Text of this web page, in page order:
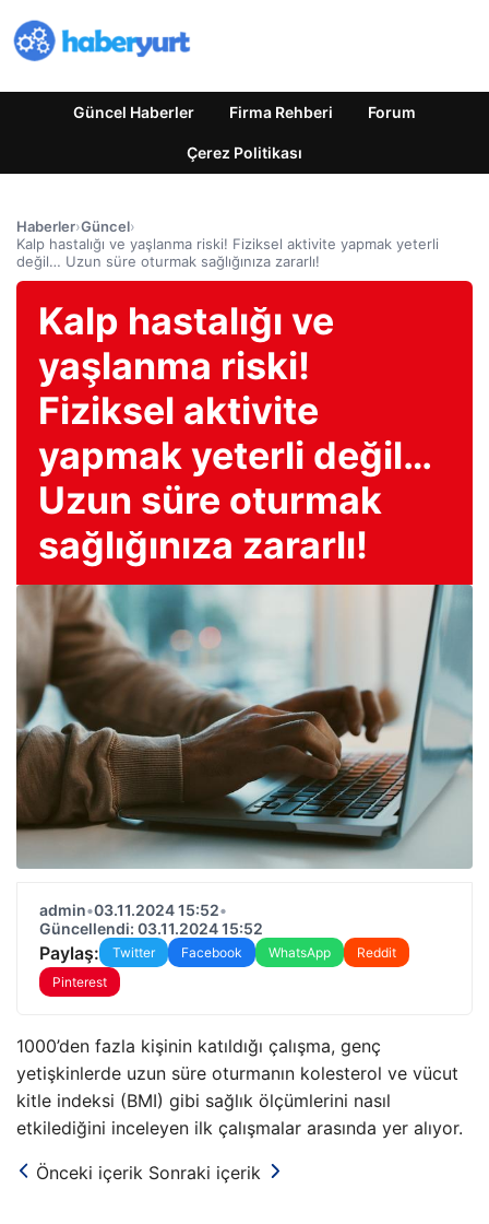
Güncel Haberler Firma Rehberi Forum
Çerez Politikası
Haberler›Güncel›
Kalp hastalığı ve yaşlanma riski! Fiziksel aktivite yapmak yeterli
değil… Uzun süre oturmak sağlığınıza zararlı!
Kalp hastalığı ve
yaşlanma riski!
Fiziksel aktivite
yapmak yeterli değil…
Uzun süre oturmak
sağlığınıza zararlı!
admin•03.11.2024 15:52•
Güncellendi: 03.11.2024 15:52
Paylaş: Twitter Facebook WhatsApp
Reddit
Pinterest
1000’den fazla kişinin katıldığı çalışma, genç
yetişkinlerde uzun süre oturmanın kolesterol ve vücut
kitle indeksi (BMI) gibi sağlık ölçümlerini nasıl
etkilediğini inceleyen ilk çalışmalar arasında yer alıyor.
Önceki içerik Sonraki içerik